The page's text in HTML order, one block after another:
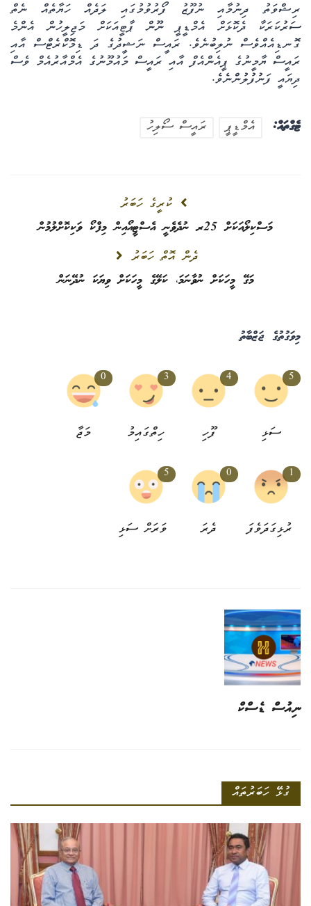
ރިޝްވަތު ދިނުމާއި ނުފޫޒު ފޯރުވުމުގައި ލަދެއް ހަޔާތެއް ނެތް
ސަރުކަރަކާ ދެކޮޅަށް އެމްޑީޕީ ނޫން ޕާޓީއަކަށް މަޖިލީހުން އެންމެ
ގޮނޑިއެއްވެސް ނުލިބުނެވެ. ރައީސް ނަޝީދުގެ ދަ ޑިމޮކްރެޓްސް އާއި
ރައީސް ޔާމީނުގެ ޕީއެންއެފް އާއި ރައީސް މައުމޫނުގެ އެމްއާރުއެމް ވެސް
ދިޔައީ ފަނުފުލުންނެވެ.
ޓެގްތައް: އެމްޑީޕީ ރައީސް ސޯލިހު
ކުރީގެ ހަބަރު
މަސްކިލޯއަކަށް 25ރ ނުދެވެނީ އެސްޓީއޯއިން މިފްކޯ ވަކިކޮށްލުމުން
ދެން އޮތް ހަބަރު
މަގޭ މީހަކަށް ނުވާނަމަ، ކަލޭގެ މީހަކަށް ވިޔަކަ ނުދޭނަން
މިވަގުތުގެ ޖަޒްބާތު
5
ސަޅި
4
ފޫހި
3
ހިތްގައިމު
0
މަޖާ
1
ރުޅިގަދަވެފަ
0
ދެރަ
5
ވަރަށް ސަޅި
ނިއުސް ޑެސްކް
ގުޅޭ ހަބަރުތައް